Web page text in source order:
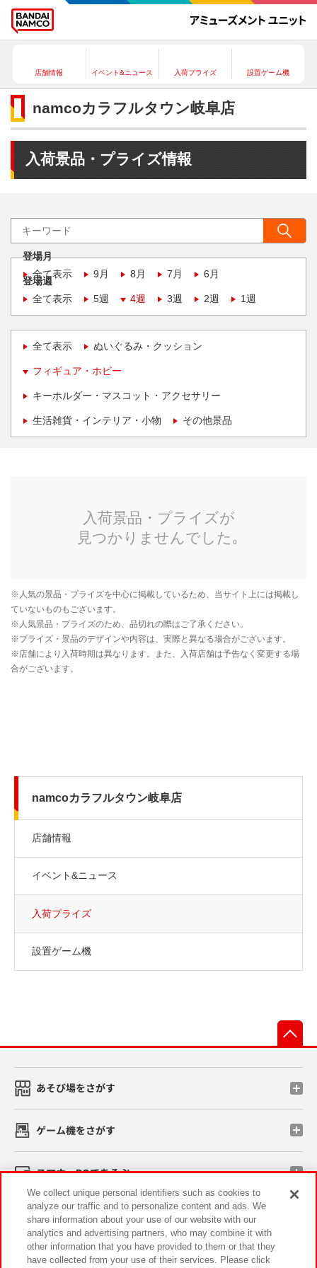
店舗情報 イベント&ニュース 入荷プライズ 設置ゲーム機
namcoカラフルタウン岐阜店
入荷景品・プライズ情報
登場月
全て表示
9月 8月 7月 6月
登場週
全て表示
5週 4週 3週 2週 1週
全て表示 ぬいぐるみ・クッション
フィギュア・ホビー
キーホルダー・マスコット・アクセサリー
生活雑貨・インテリア・小物 その他景品
namcoカラフルタウン岐阜店
店舗情報
イベント&ニュース
入荷プライズ
設置ゲーム機
あそび場をさがす
ゲーム機をさがす
スマホ・PCであそぶ
イベント・キャンペーン
We collect unique personal identifiers such as cookies to
analyze our traffic and to personalize content and ads. We
share information about your use of our website with our
analytics and advertising partners, who may combine it with
other information that you have provided to them or that they
have collected from your use of their services. Please click